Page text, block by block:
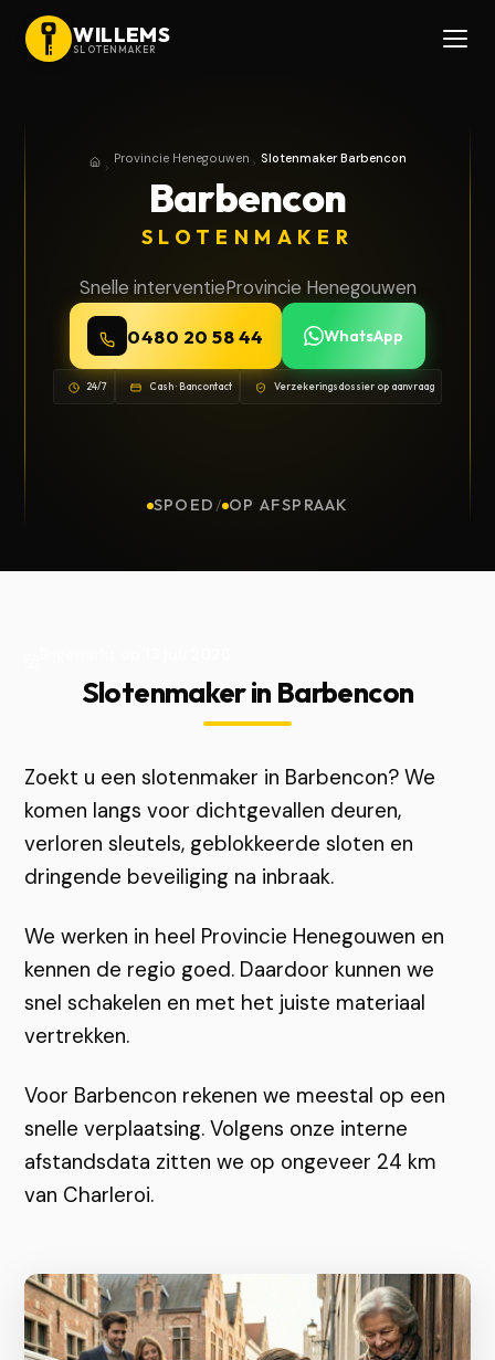
WILLEMS
SLOTENMAKER
HomeProvincie Henegouwen
Provincie Henegouwen Slotenmaker Barbencon
Barbencon
SLOTENMAKER
Snelle interventieProvincie Henegouwen
0480 20 58 44 WhatsApp
24/7 Cash · Bancontact Verzekeringsdossier op aanvraag
SPOED / OP AFSPRAAK
Slotenmaker in Barbencon
Zoekt u een slotenmaker in Barbencon? We
komen langs voor dichtgevallen deuren,
verloren sleutels, geblokkeerde sloten en
dringende beveiliging na inbraak.
We werken in heel Provincie Henegouwen en
kennen de regio goed. Daardoor kunnen we
snel schakelen en met het juiste materiaal
vertrekken.
Voor Barbencon rekenen we meestal op een
snelle verplaatsing. Volgens onze interne
afstandsdata zitten we op ongeveer 24 km
van Charleroi.